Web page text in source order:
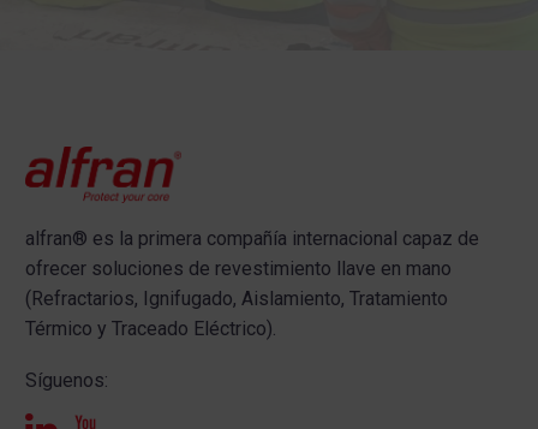
alfran® es la primera compañía internacional capaz de
ofrecer soluciones de revestimiento llave en mano
(Refractarios, Ignifugado, Aislamiento, Tratamiento
Térmico y Traceado Eléctrico).
Síguenos: